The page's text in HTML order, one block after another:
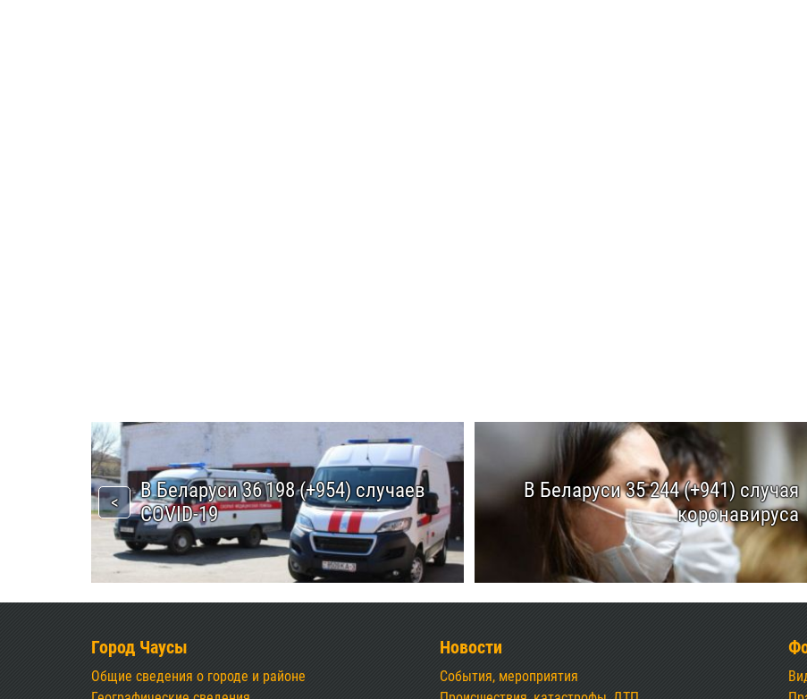
В Беларуси 36 198 (+954) случаев
COVID-19
В Беларуси 35 244 (+941) случая
коронавируса
Город Чаусы
Общие сведения о городе и районе
Новости
События, мероприятия